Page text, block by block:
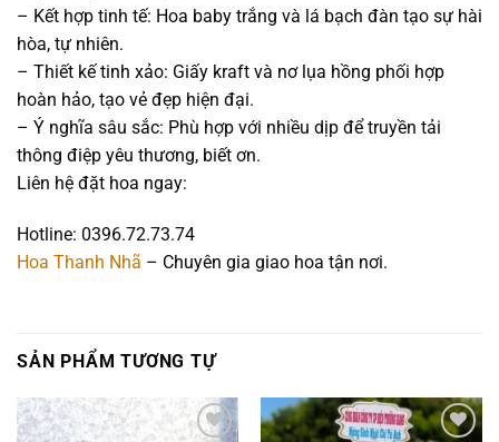
– Kết hợp tinh tế: Hoa baby trắng và lá bạch đàn tạo sự hài
hòa, tự nhiên.
– Thiết kế tinh xảo: Giấy kraft và nơ lụa hồng phối hợp
hoàn hảo, tạo vẻ đẹp hiện đại.
– Ý nghĩa sâu sắc: Phù hợp với nhiều dịp để truyền tải
thông điệp yêu thương, biết ơn.
Liên hệ đặt hoa ngay:
Hotline: 0396.72.73.74
Hoa Thanh Nhã – Chuyên gia giao hoa tận nơi.
SẢN PHẨM TƯƠNG TỰ